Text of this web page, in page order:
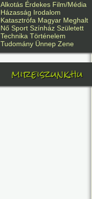
Alkotás Érdekes Film/Média
Házasság Irodalom
Katasztrófa Magyar Meghalt
Nő Sport Színház Született
Technika Történelem
Tudomány Ünnep Zene
mireiszunk.hu